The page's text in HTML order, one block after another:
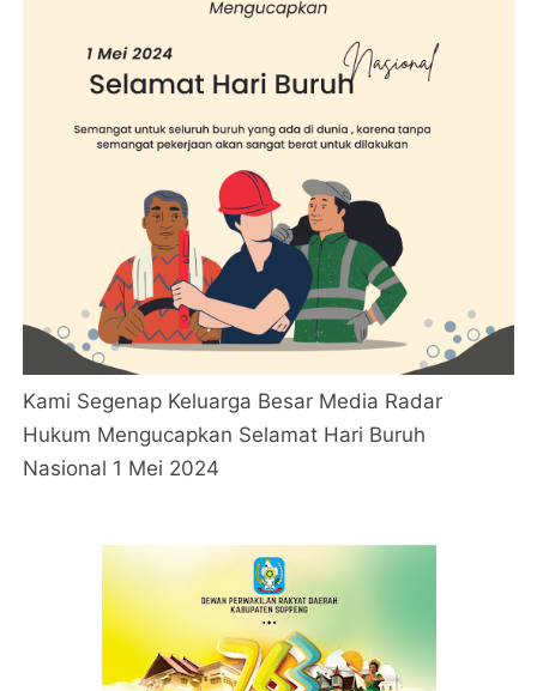
Kami Segenap Keluarga Besar Media Radar
Hukum Mengucapkan Selamat Hari Buruh
Nasional 1 Mei 2024